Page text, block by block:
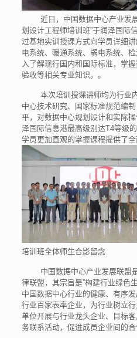
近日，中国数据中心产业发展
划设计工程师培训班”于润泽国际
过基地实训授课方式向学员详细
电系统、暖通系统、弱电系统、
入了解现行国内和国际标准，掌
验收等相关专业知识。。
本次培训授课讲师均为行业内
中心技术研究、国家标准规范编
平，对数据中心规划设计和实际
泽国际信息港最高级别达T4等级
学员更加直观的掌握课程提供了全
培训班全体师生合影留念
中国数据中心产业发展联盟是
律联盟，其宗旨是”构建行业绿色
中国数据中心行业的健康、有序
行业百家表率企业，为行业树立
单位开展与行业龙头企业、目标
务联系活动，促进成员企业间的合